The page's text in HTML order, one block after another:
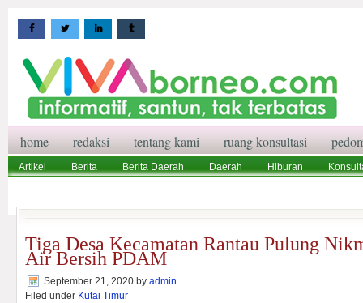
home redaksi tentang kami ruang konsultasi
Artikel Berita Berita Daerah Daerah Hiburan
Tiga Desa Kecamatan Rantau Pulung
Air Bersih PDAM
September 21, 2020 by admin
Filed under Kutai Timur